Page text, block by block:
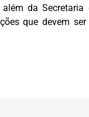
da Secretaria
que devem